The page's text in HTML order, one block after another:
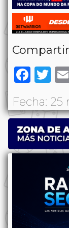
Fecha: 25